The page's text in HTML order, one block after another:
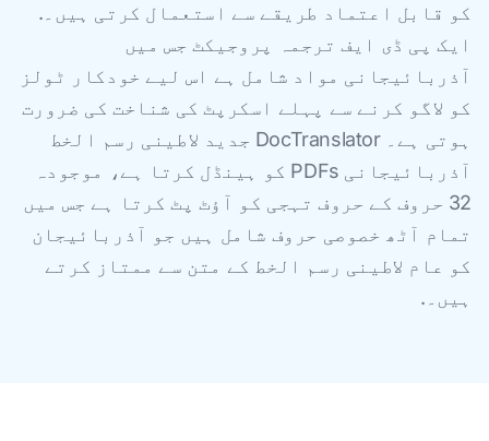
کو قابل اعتماد طریقے سے استعمال کرتی ہیں۔.
ایک پی ڈی ایف ترجمہ پروجیکٹ جس میں
آذربائیجانی مواد شامل ہے اس لیے خودکار ٹولز
کو لاگو کرنے سے پہلے اسکرپٹ کی شناخت کی ضرورت
ہوتی ہے۔ DocTranslator جدید لاطینی رسم الخط
آذربائیجانی PDFs کو ہینڈل کرتا ہے، موجودہ
32 حروف کے حروف تہجی کو آؤٹ پٹ کرتا ہے جس میں
تمام آٹھ خصوصی حروف شامل ہیں جو آذربائیجان
کو عام لاطینی رسم الخط کے متن سے ممتاز کرتے
ہیں۔.